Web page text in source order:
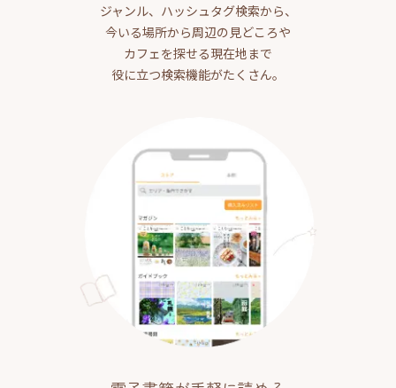
ジャンル、ハッシュタグ検索から、
今いる場所から周辺の見どころや
カフェを探せる現在地まで
役に立つ検索機能がたくさん。